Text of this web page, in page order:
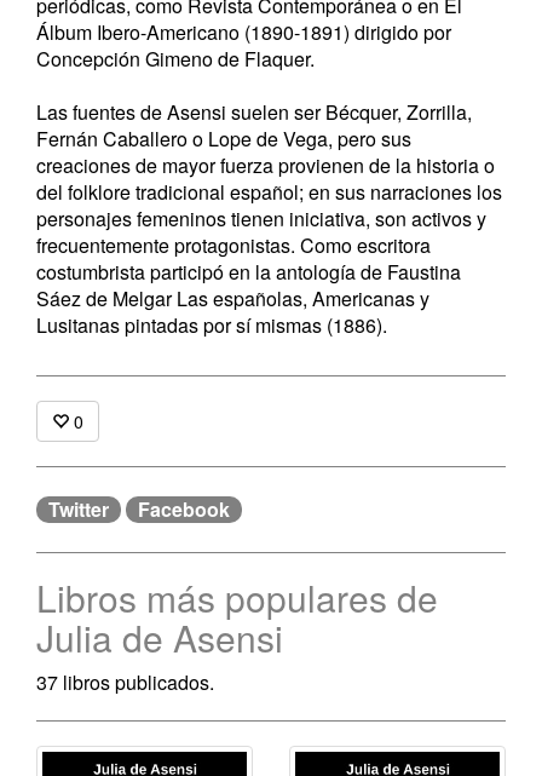
Álbum Ibero-Americano (1890-1891) dirigido por
Concepción Gimeno de Flaquer.
Las fuentes de Asensi suelen ser Bécquer, Zorrilla,
Fernán Caballero o Lope de Vega, pero sus
creaciones de mayor fuerza provienen de la historia o
del folklore tradicional español; en sus narraciones los
personajes femeninos tienen iniciativa, son activos y
frecuentemente protagonistas. Como escritora
costumbrista participó en la antología de Faustina
Sáez de Melgar Las españolas, Americanas y
Lusitanas pintadas por sí mismas (1886).
0
Twitter Facebook
Libros más populares de
Julia de Asensi
37 libros publicados.